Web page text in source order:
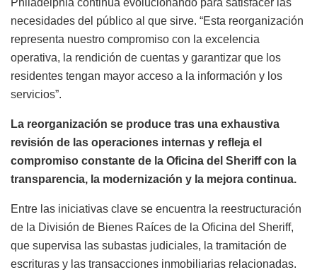
Philadelphia continúa evolucionando para satisfacer las
necesidades del público al que sirve. “Esta reorganización
representa nuestro compromiso con la excelencia
operativa, la rendición de cuentas y garantizar que los
residentes tengan mayor acceso a la información y los
servicios”.
La reorganización se produce tras una exhaustiva
revisión de las operaciones internas y refleja el
compromiso constante de la Oficina del Sheriff con la
transparencia, la modernización y la mejora continua.
Entre las iniciativas clave se encuentra la reestructuración
de la División de Bienes Raíces de la Oficina del Sheriff,
que supervisa las subastas judiciales, la tramitación de
escrituras y las transacciones inmobiliarias relacionadas.